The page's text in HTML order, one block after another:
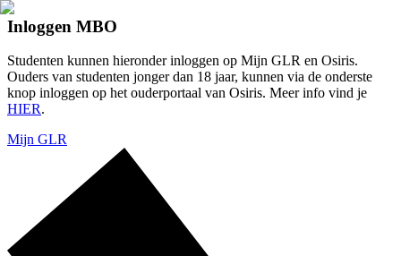
Inloggen MBO
Studenten kunnen hieronder inloggen op Mijn GLR en Osiris.
Ouders van studenten jonger dan 18 jaar, kunnen via de onderste
knop inloggen op het ouderportaal van Osiris. Meer info vind je
HIER.
Mijn GLR